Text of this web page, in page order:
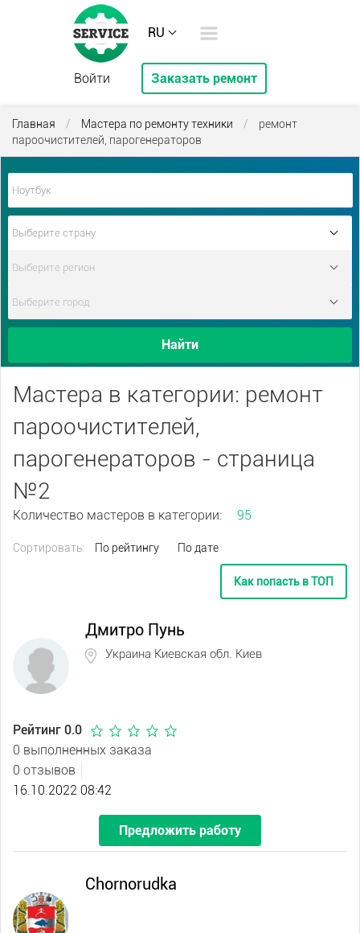
RU
Войти Заказать ремонт
Главная / Мастера по ремонту техники /
ремонт
пароочистителей, парогенераторов
Найти
Мастера в категории: ремонт
пароочистителей,
парогенераторов - страница
№2
Количество мастеров в категории: 95
Сортировать: По рейтингу По дате
Как попасть в ТОП
Дмитро Пунь
Украина Киевская обл. Киев
Рейтинг 0.0
0 выполненных заказа
0 отзывов
16.10.2022 08:42
Предложить работу
Chornorudka